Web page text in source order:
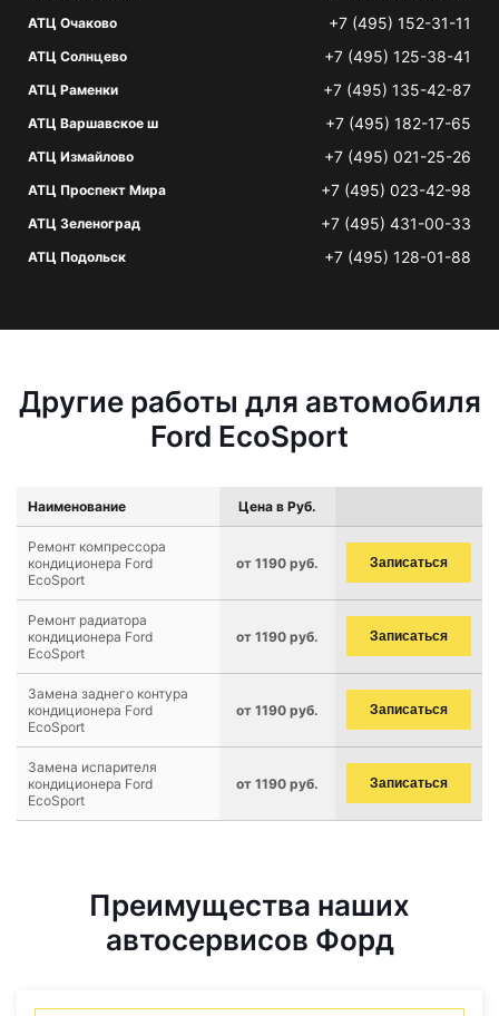
АТЦ Очаково +7 (495) 152-31-11
АТЦ Солнцево +7 (495) 125-38-41
АТЦ Раменки +7 (495) 135-42-87
АТЦ Варшавское ш +7 (495) 182-17-65
АТЦ Измайлово +7 (495) 021-25-26
АТЦ Проспект Мира +7 (495) 023-42-98
АТЦ Зеленоград +7 (495) 431-00-33
АТЦ Подольск +7 (495) 128-01-88
Другие работы для автомобиля
Ford EcoSport
Наименование Цена в Руб.
Ремонт компрессора
кондиционера Ford
EcoSport
от 1190 руб. Записаться
Ремонт радиатора
кондиционера Ford
EcoSport
от 1190 руб. Записаться
Замена заднего контура
кондиционера Ford
EcoSport
от 1190 руб. Записаться
Замена испарителя
кондиционера Ford
EcoSport
от 1190 руб. Записаться
Преимущества наших
автосервисов Форд